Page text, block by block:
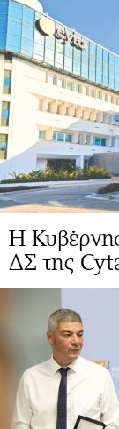
Η
ΔΣ της